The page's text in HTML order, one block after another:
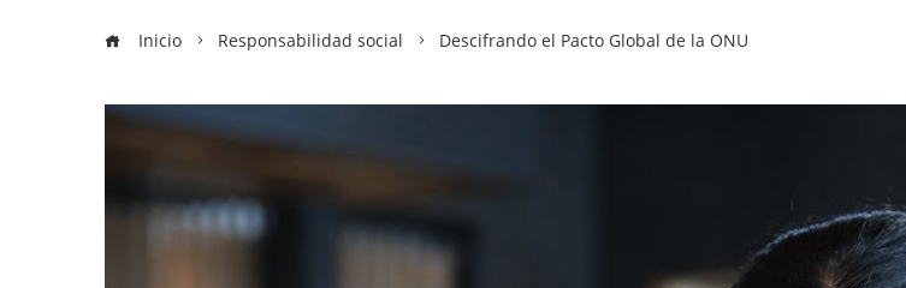
Inicio Responsabilidad social Descifrando el Pacto Global de la ONU